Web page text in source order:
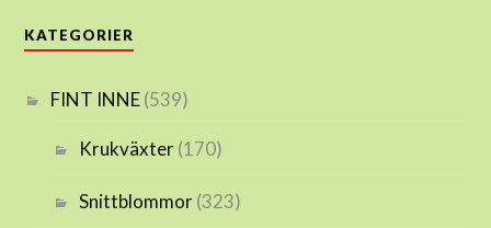
KATEGORIER
FINT INNE(539)
Krukväxter(170)
Snittblommor(323)